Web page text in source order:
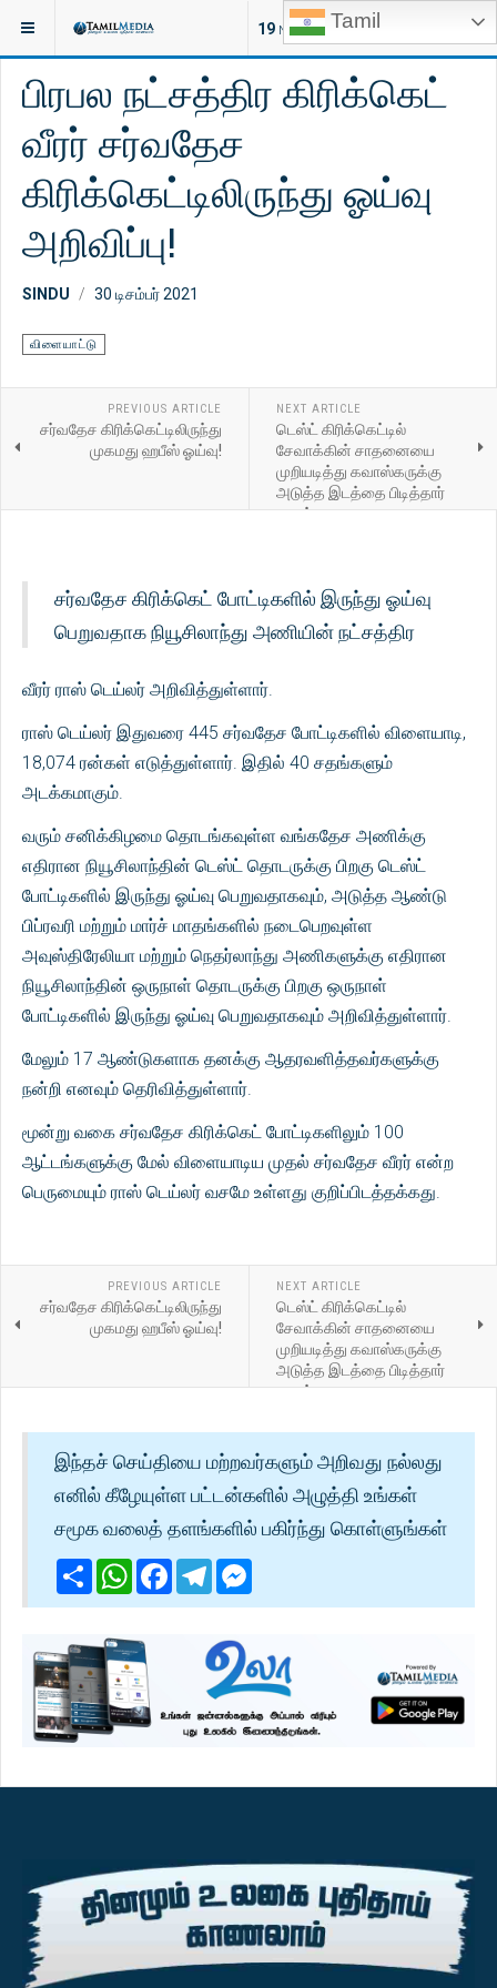
Tamil
19 NEW ARTICLES
இருக்குமிடம்: செய்திகள் விளையாட்டு
பிரபல நட்சத்திர கிரிக்கெட்
வீரர் சர்வதேச
கிரிக்கெட்டிலிருந்து ஓய்வு
அறிவிப்பு!
SINDU 30 டிசம்பர் 2021
விளையாட்டு
PREVIOUS ARTICLE
சர்வதேச கிரிக்கெட்டிலிருந்து
முகமது ஹபீஸ் ஓய்வு!
NEXT ARTICLE
டெஸ்ட் கிரிக்கெட்டில்
சேவாக்கின் சாதனையை
முறியடித்து கவாஸ்கருக்கு
அடுத்த இடத்தை பிடித்தார்
ராகுல்
சர்வதேச கிரிக்கெட் போட்டிகளில் இருந்து ஓய்வு
பெறுவதாக நியூசிலாந்து அணியின் நட்சத்திர
வீரர் ராஸ் டெய்லர் அறிவித்துள்ளார்.
ராஸ் டெய்லர் இதுவரை 445 சர்வதேச போட்டிகளில் விளையாடி,
18,074 ரன்கள் எடுத்துள்ளார். இதில் 40 சதங்களும்
அடக்கமாகும்.
வரும் சனிக்கிழமை தொடங்கவுள்ள வங்கதேச அணிக்கு
எதிரான நியூசிலாந்தின் டெஸ்ட் தொடருக்கு பிறகு டெஸ்ட்
போட்டிகளில் இருந்து ஓய்வு பெறுவதாகவும், அடுத்த ஆண்டு
பிப்ரவரி மற்றும் மார்ச் மாதங்களில் நடைபெறவுள்ள
அவுஸ்திரேலியா மற்றும் நெதர்லாந்து அணிகளுக்கு எதிரான
நியூசிலாந்தின் ஒருநாள் தொடருக்கு பிறகு ஒருநாள்
போட்டிகளில் இருந்து ஓய்வு பெறுவதாகவும் அறிவித்துள்ளார்.
மேலும் 17 ஆண்டுகளாக தனக்கு ஆதரவளித்தவர்களுக்கு
நன்றி எனவும் தெரிவித்துள்ளார்.
மூன்று வகை சர்வதேச கிரிக்கெட் போட்டிகளிலும் 100
ஆட்டங்களுக்கு மேல் விளையாடிய முதல் சர்வதேச வீரர் என்ற
பெருமையும் ராஸ் டெய்லர் வசமே உள்ளது குறிப்பிடத்தக்கது.
PREVIOUS ARTICLE
சர்வதேச கிரிக்கெட்டிலிருந்து
முகமது ஹபீஸ் ஓய்வு!
NEXT ARTICLE
டெஸ்ட் கிரிக்கெட்டில்
சேவாக்கின் சாதனையை
முறியடித்து கவாஸ்கருக்கு
அடுத்த இடத்தை பிடித்தார்
ராகுல்
இந்தச் செய்தியை மற்றவர்களும் அறிவது நல்லது
எனில் கீழேயுள்ள பட்டன்களில் அழுத்தி உங்கள்
சமூக வலைத் தளங்களில் பகிர்ந்து கொள்ளுங்கள்
ShareWhatsApp
Facebook
Telegram